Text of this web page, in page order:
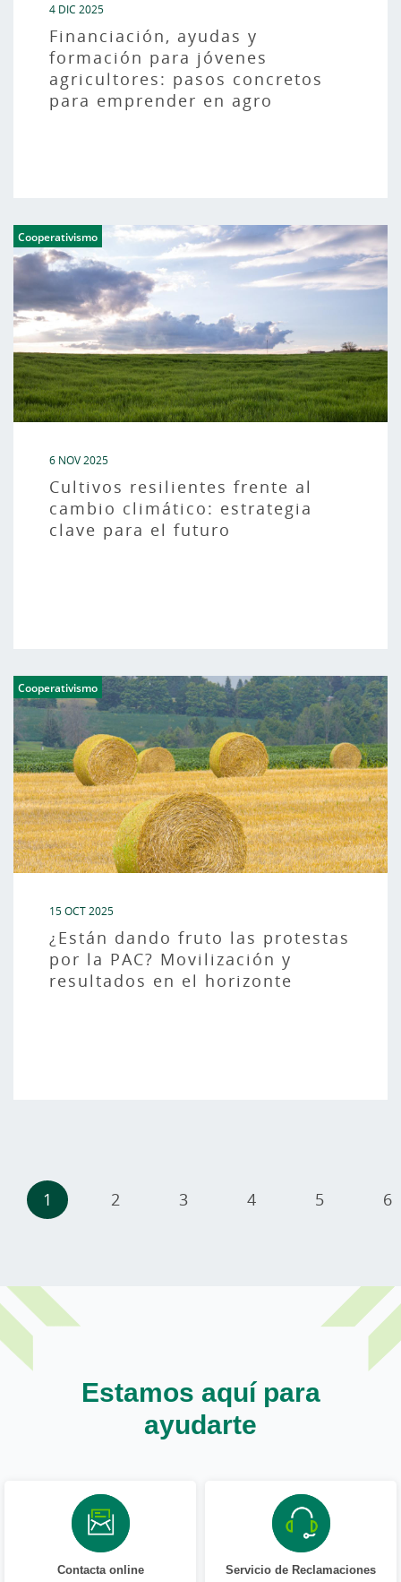
4 DIC 2025
Financiación, ayudas y
formación para jóvenes
agricultores: pasos concretos
para emprender en agro
Cooperativismo
6 NOV 2025
Cultivos resilientes frente al
cambio climático: estrategia
clave para el futuro
Cooperativismo
15 OCT 2025
¿Están dando fruto las protestas
por la PAC? Movilización y
resultados en el horizonte
Paginación
1 2 3 4 5 6
Estamos aquí para
ayudarte
Contacta online Servicio de Reclamaciones